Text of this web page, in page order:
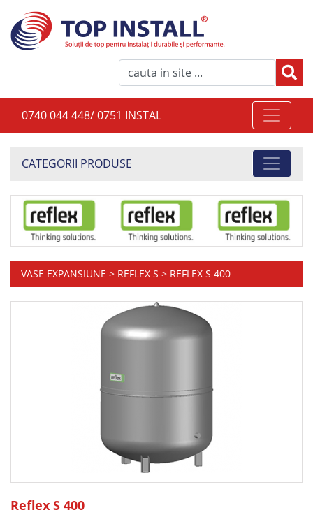
0740 044 448/ 0751 INSTAL
CATEGORII PRODUSE
VASE EXPANSIUNE > REFLEX S > REFLEX S 400
Reflex S 400